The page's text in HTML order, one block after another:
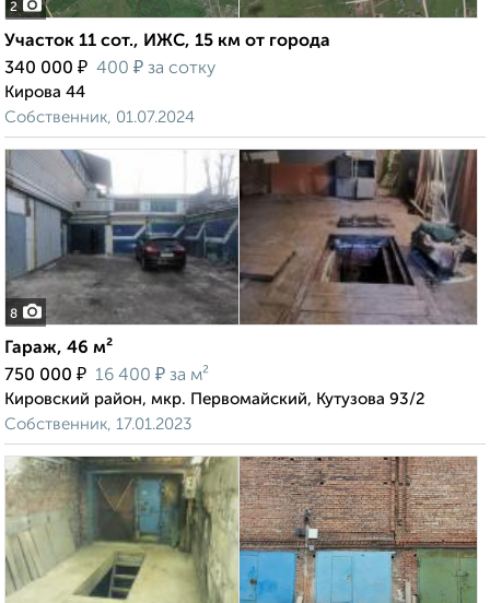
2
Участок 11 сот., ИЖС, 15 км от города
340 000 ₽ 400 ₽ за сотку
Кирова 44
Собственник, 01.07.2024
8
Гараж, 46 м²
750 000 ₽ 16 400 ₽ за м²
Кировский район, мкр. Первомайский, Кутузова 93/2
Собственник, 17.01.2023